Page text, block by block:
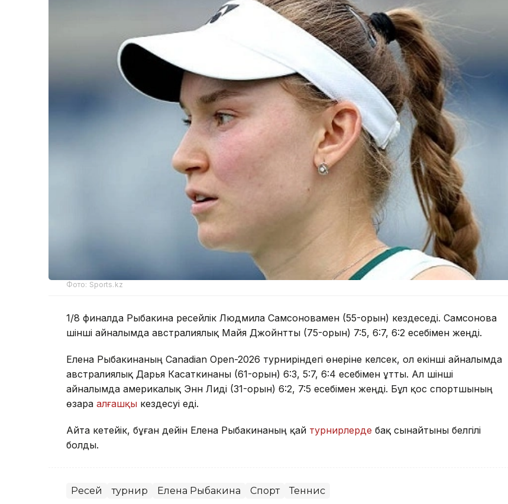
Фото: Sports.kz
1/8 финалда Рыбакина ресейлік Людмила Самсоновамен (55-орын) кездеседі. Самсонова
үшінші айналымда австралиялық Майя Джойнтты (75-орын) 7:5, 6:7, 6:2 есебімен жеңді.
Елена Рыбакинаның Canadian Open-2026 турниріндегі өнеріне келсек, ол екінші айналымда
австралиялық Дарья Касаткинаны (61-орын) 6:3, 5:7, 6:4 есебімен ұтты. Ал үшінші
айналымда америкалық Энн Лиді (31-орын) 6:2, 7:5 есебімен жеңді. Бұл қос спортшының
өзара алғашқы кездесуі еді.
Айта кетейік, бұған дейін Елена Рыбакинаның қай турнирлерде бақ сынайтыны белгілі
болды.
Ресей турнир Елена Рыбакина Спорт Теннис